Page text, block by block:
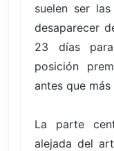
suelen ser
desaparecer
23 días
posición
antes que más
La parte
alejada del